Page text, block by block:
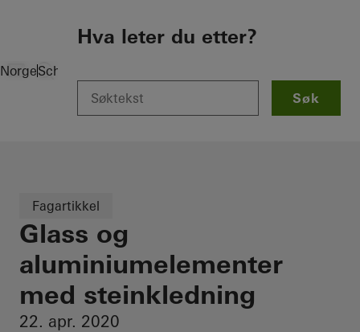
Hva leter du etter?
Søk
NorgeSchüco Knowledge
Fagartikkel
Glass og
aluminiumelementer
med steinkledning
22. apr. 2020